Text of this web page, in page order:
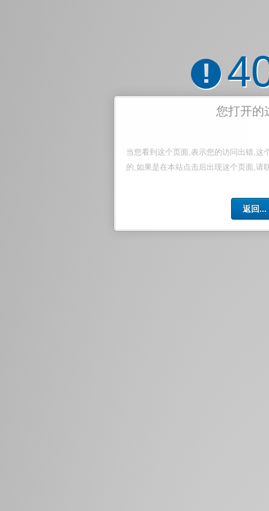
!
您打开的
当您看到这个页面,表示您的访问出错,这
的,如果是在本站点击后出现这个页面,请
返回...